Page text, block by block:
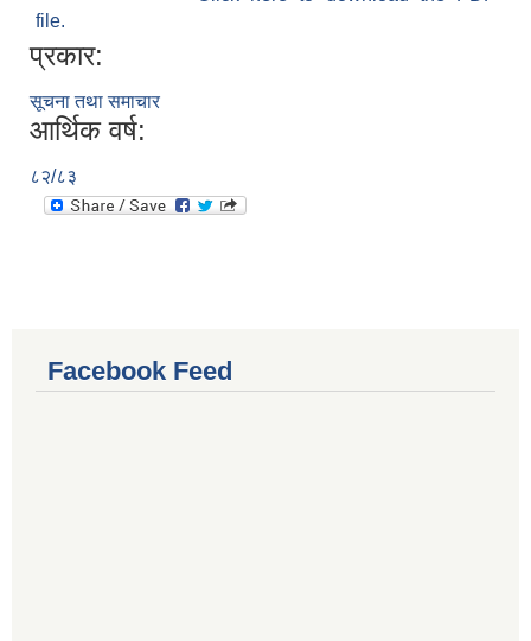
file.
प्रकार:
सूचना तथा समाचार
आर्थिक वर्ष:
८२/८३
Facebook Feed